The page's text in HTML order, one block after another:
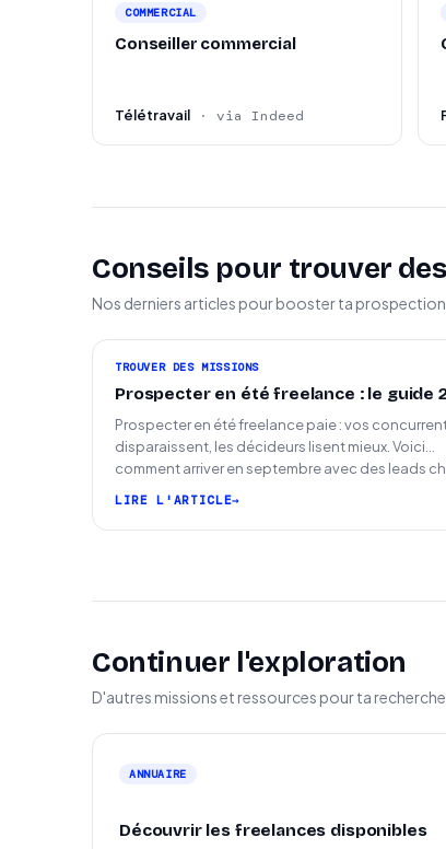
COMMERCIAL
Conseiller commercial
Télétravail · via Indeed
Conseils pour trouver
Nos derniers articles pour booster ta prospection
TROUVER DES MISSIONS
Prospecter en été freelance : le guide
Prospecter en été freelance paie : vos
disparaissent, les décideurs lisent mieux. Voici
comment arriver en septembre avec des leads
LIRE L'ARTICLE
Continuer l'exploration
D'autres missions et ressources pour ta
ANNUAIRE
Découvrir les freelances disponibles